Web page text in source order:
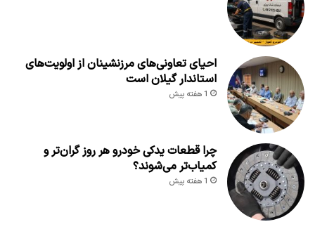
احیای تعاونی‌های مرزنشینان از اولویت‌های
استاندار گیلان است
1 هفته پیش
چرا قطعات یدکی خودرو هر روز گران‌تر و
کمیاب‌تر می‌شوند؟
1 هفته پیش